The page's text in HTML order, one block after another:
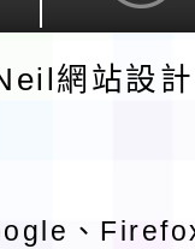
網站設
、